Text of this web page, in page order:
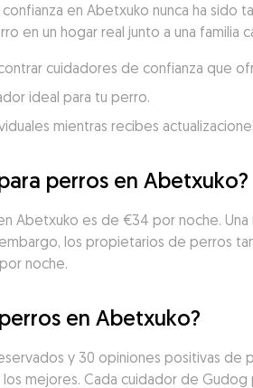
en Abetxuko nunca ha sido
en un hogar real junto a una familia
cuidadores de confianza que
ideal para tu perro.
mientras recibes
perros en Abetxuko?
Abetxuko es de €34 por noche.
los propietarios de perros
noche.
en Abetxuko?
y 30 opiniones positivas
mejores. Cada cuidador de